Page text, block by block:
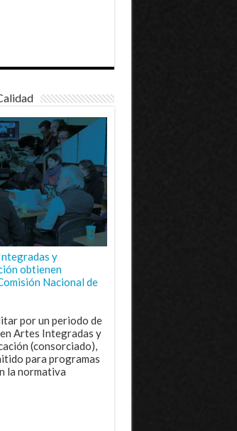
y
obtienen
Nacional de
por un periodo de
Artes Integradas y
(consorciado),
para programas
la normativa